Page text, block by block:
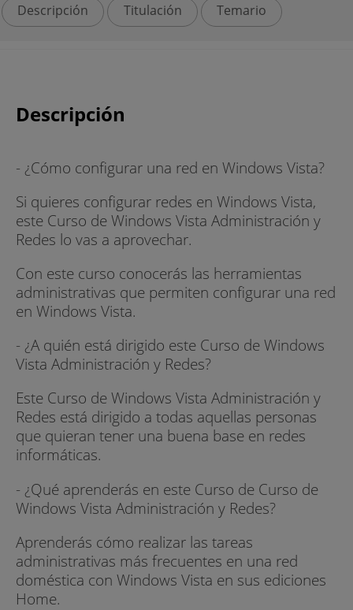
Descripción Titulación Temario
Descripción
- ¿Cómo configurar una red en Windows Vista?
Si quieres configurar redes en Windows Vista,
este Curso de Windows Vista Administración y
Redes lo vas a aprovechar.
Con este curso conocerás las herramientas
administrativas que permiten configurar una red
en Windows Vista.
- ¿A quién está dirigido este Curso de Windows
Vista Administración y Redes?
Este Curso de Windows Vista Administración y
Redes está dirigido a todas aquellas personas
que quieran tener una buena base en redes
informáticas.
- ¿Qué aprenderás en este Curso de Curso de
Windows Vista Administración y Redes?
Aprenderás cómo realizar las tareas
administrativas más frecuentes en una red
doméstica con Windows Vista en sus ediciones
Home.